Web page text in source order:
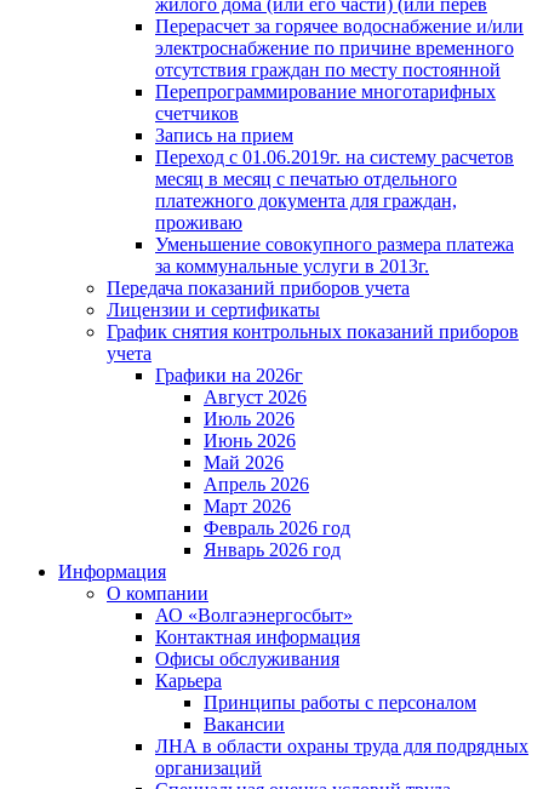
жилого дома (или его части) (или перев
Перерасчет за горячее водоснабжение и/или
электроснабжение по причине временного
отсутствия граждан по месту постоянной
Перепрограммирование многотарифных
счетчиков
Запись на прием
Переход с 01.06.2019г. на систему расчетов
месяц в месяц с печатью отдельного
платежного документа для граждан,
проживаю
Уменьшение совокупного размера платежа
за коммунальные услуги в 2013г.
Передача показаний приборов учета
Лицензии и сертификаты
График снятия контрольных показаний приборов
учета
Графики на 2026г
Август 2026
Июль 2026
Июнь 2026
Май 2026
Апрель 2026
Март 2026
Февраль 2026 год
Январь 2026 год
Информация
О компании
АО «Волгаэнергосбыт»
Контактная информация
Офисы обслуживания
Карьера
Принципы работы с персоналом
Вакансии
ЛНА в области охраны труда для подрядных
организаций